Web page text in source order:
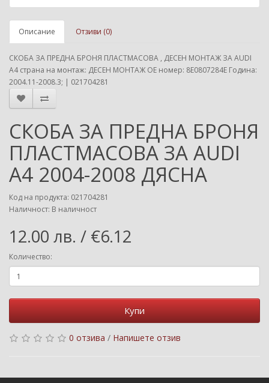
Описание Отзиви (0)
СКОБА ЗА ПРЕДНА БРОНЯ ПЛАСТМАСОВА , ДЕСЕН МОНТАЖ ЗА AUDI
A4 страна на монтаж: ДЕСЕН МОНТАЖ ОЕ номер: 8E0807284E Година:
2004.11-2008.3; | 021704281
СКОБА ЗА ПРЕДНА БРОНЯ
ПЛАСТМАСОВА ЗА AUDI
A4 2004-2008 ДЯСНА
Код на продукта: 021704281
Наличност: В наличност
12.00 лв. / €6.12
Количество:
Купи
0 отзива / Напишете отзив